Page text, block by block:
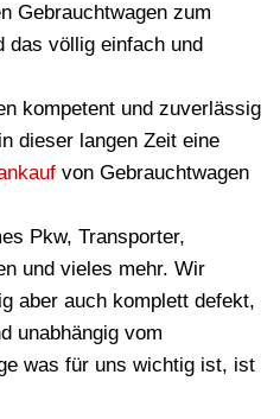
Gebrauchtwagen zum
das völlig einfach und
kompetent und zuverlässig
dieser langen Zeit eine
von Gebrauchtwagen
Pkw, Transporter,
und vieles mehr. Wir
aber auch komplett defekt,
unabhängig vom
was für uns wichtig ist, ist